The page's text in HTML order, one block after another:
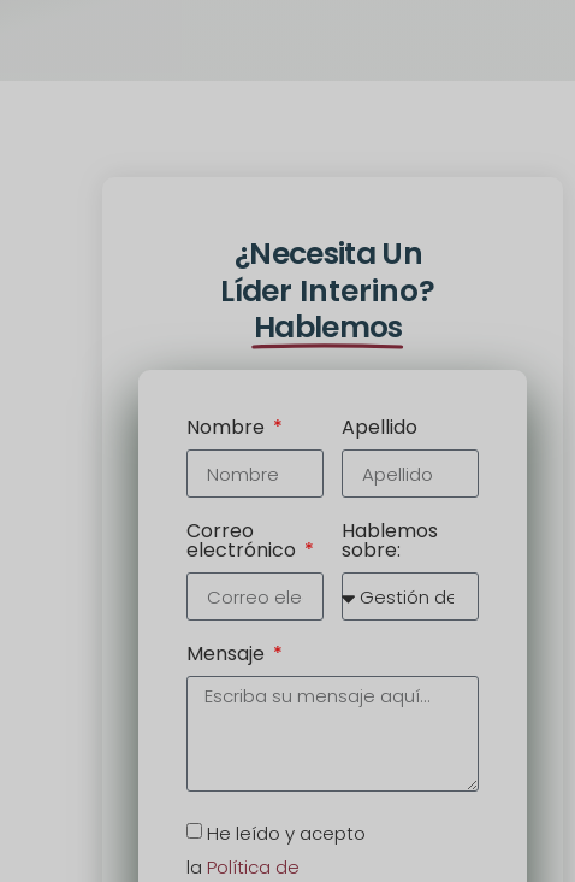
¿Necesita Un
Líder Interino?
Hablemos
Nombre Apellido
Correo
electrónico
Hablemos
sobre:
Mensaje
He leído y acepto
la Política de